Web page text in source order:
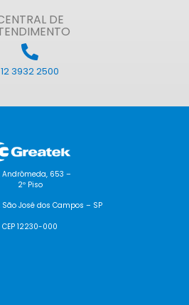
DE
12 3932 2500
Andrômeda, 653 –
2º Piso
José dos Campos – SP
CEP 12230-000